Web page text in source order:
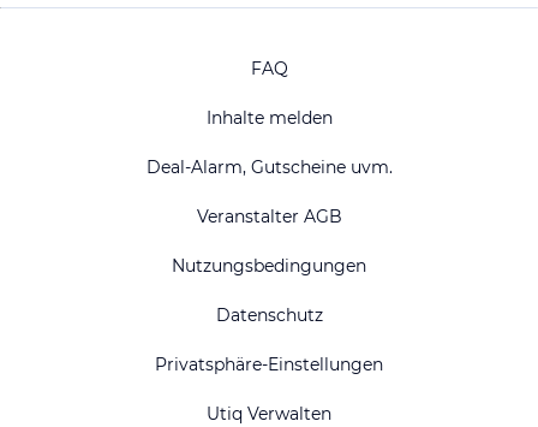
FAQ
Inhalte melden
Deal-Alarm, Gutscheine uvm.
Veranstalter AGB
Nutzungsbedingungen
Datenschutz
Privatsphäre-Einstellungen
Utiq Verwalten